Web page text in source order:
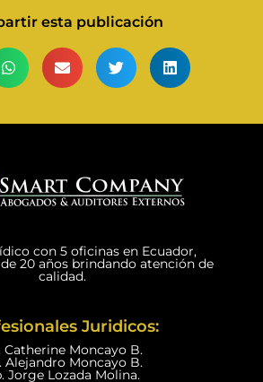
esta publicación
con 5 oficinas en Ecuador,
20 años brindando atención de
calidad.
Juridicos:
Catherine Moncayo B.
Alejandro Moncayo B.
Jorge Lozada Molina.